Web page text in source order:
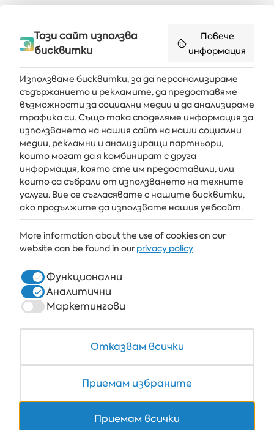
Мюзикълът „Милион мечти“ в
Получавайте последните новини и оферти направо във
вашата пощенска кутия
АБОНИРАЙ СЕ
АЛБЕНА
ХОТЕЛИ
ЗДРАВЕ & СПА
РЕСТОРАНТИ И БАРОВЕ
COWORKING
+359 700 12 110
Този сайт използва
бисквитки
Повече
информация
Използваме бисквитки, за да персонализираме
съдържанието и рекламите, да предоставяме
възможности за социални медии и да анализираме
трафика си. Също така споделяме информация за
използването на нашия сайт на наши социални
медии, рекламни и анализиращи партньори,
които могат да я комбинират с друга
информация, която сте им предоставили, или
които са събрали от използването на техните
услуги. Вие се съгласявате с нашите бисквитки,
ако продължите да използвате нашия уебсайт.
More information about the use of cookies on our
website can be found in ourprivacy policy.
Функционални
Аналитични
Маркетингови
Отказвам всички
Приемам избраните
Приемам всички